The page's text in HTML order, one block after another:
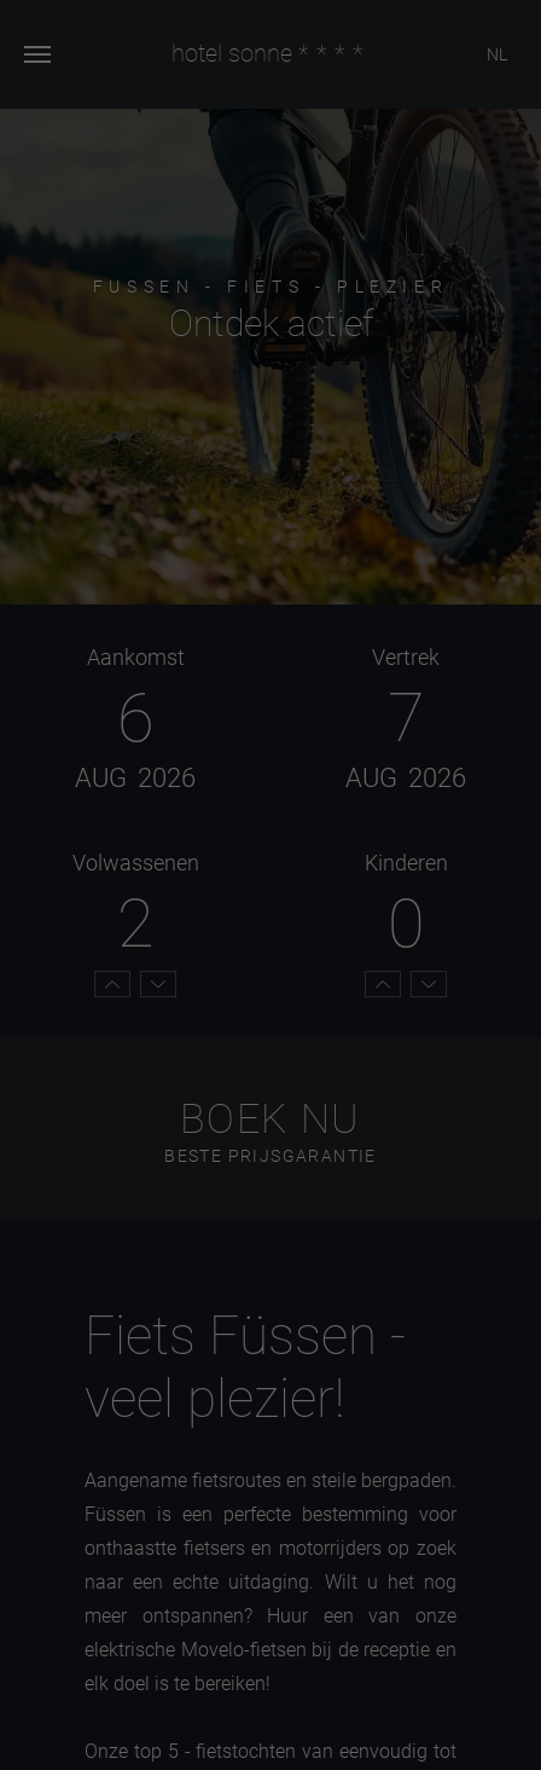
hotel sonne **** NL
FUSSEN - FIETS - PLEZIER
Ontdek actief
Aankomst
6
AUG 2026
Vertrek
7
AUG 2026
Volwassenen
2
Kinderen
0
BOEK NU
BESTE PRIJSGARANTIE
Fiets Füssen -
veel plezier!
Aangename fietsroutes en steile bergpaden.
Füssen is een perfecte bestemming voor
onthaastte fietsers en motorrijders op zoek
naar een echte uitdaging. Wilt u het nog
meer ontspannen? Huur een van onze
elektrische Movelo-fietsen bij de receptie en
elk doel is te bereiken!
Onze top 5 - fietstochten van eenvoudig tot